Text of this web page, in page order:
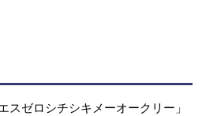
ゼロシチシキメーオークリー」